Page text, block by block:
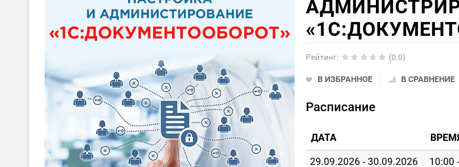
Рейтинг: (0.0)
В ИЗБРАННОЕ В СРАВНЕНИЕ
Расписание
ДАТА
29.09.2026 - 30.09.2026 10:00